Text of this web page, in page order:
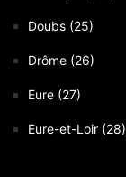
Doubs (25)
Drôme (26)
Eure (27)
Eure-et-Loir (28)